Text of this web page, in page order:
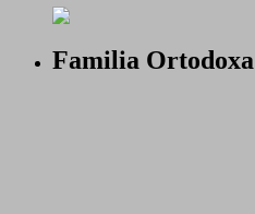
Familia Ortodoxa